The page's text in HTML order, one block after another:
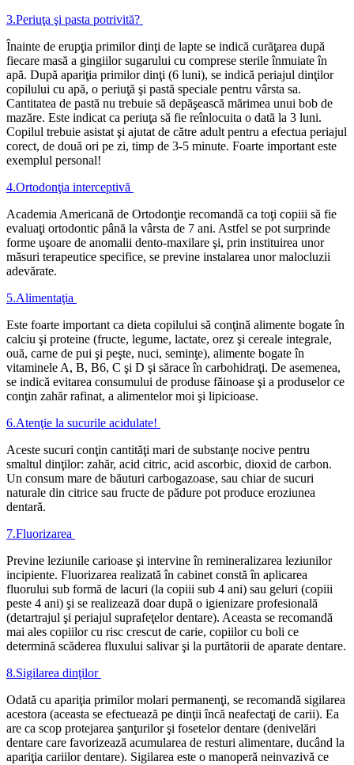
3.Periuţa şi pasta potrivită?
Înainte de erupţia primilor dinţi de lapte se indică curăţarea după
fiecare masă a gingiilor sugarului cu comprese sterile înmuiate în
apă. După apariţia primilor dinţi (6 luni), se indică periajul dinţilor
copilului cu apă, o periuţă şi pastă speciale pentru vârsta sa.
Cantitatea de pastă nu trebuie să depăşească mărimea unui bob de
mazăre. Este indicat ca periuţa să fie reînlocuita o dată la 3 luni.
Copilul trebuie asistat şi ajutat de către adult pentru a efectua periajul
corect, de două ori pe zi, timp de 3-5 minute. Foarte important este
exemplul personal!
4.Ortodonţia interceptivă
Academia Americană de Ortodonţie recomandă ca toţi copiii să fie
evaluaţi ortodontic până la vârsta de 7 ani. Astfel se pot surprinde
forme uşoare de anomalii dento-maxilare şi, prin instituirea unor
măsuri terapeutice specifice, se previne instalarea unor malocluzii
adevărate.
5.Alimentaţia
Este foarte important ca dieta copilului să conţină alimente bogate în
calciu şi proteine (fructe, legume, lactate, orez şi cereale integrale,
ouă, carne de pui şi peşte, nuci, seminţe), alimente bogate în
vitaminele A, B, B6, C şi D şi sărace în carbohidraţi. De asemenea,
se indică evitarea consumului de produse făinoase şi a produselor ce
conţin zahăr rafinat, a alimentelor moi şi lipicioase.
6.Atenţie la sucurile acidulate!
Aceste sucuri conţin cantităţi mari de substanţe nocive pentru
smaltul dinţilor: zahăr, acid citric, acid ascorbic, dioxid de carbon.
Un consum mare de băuturi carbogazoase, sau chiar de sucuri
naturale din citrice sau fructe de pădure pot produce eroziunea
dentară.
7.Fluorizarea
Previne leziunile carioase şi intervine în remineralizarea leziunilor
incipiente. Fluorizarea realizată în cabinet constă în aplicarea
fluorului sub formă de lacuri (la copiii sub 4 ani) sau geluri (copiii
peste 4 ani) şi se realizează doar după o igienizare profesională
(detartrajul şi periajul suprafeţelor dentare). Aceasta se recomandă
mai ales copiilor cu risc crescut de carie, copiilor cu boli ce
determină scăderea fluxului salivar şi la purtătorii de aparate dentare.
8.Sigilarea dinţilor
Odată cu apariţia primilor molari permanenţi, se recomandă sigilarea
acestora (aceasta se efectuează pe dinţii încă neafectaţi de carii). Ea
are ca scop protejarea şanţurilor şi fosetelor dentare (denivelări
dentare care favorizează acumularea de resturi alimentare, ducând la
apariţia cariilor dentare). Sigilarea este o manoperă neinvazivă ce